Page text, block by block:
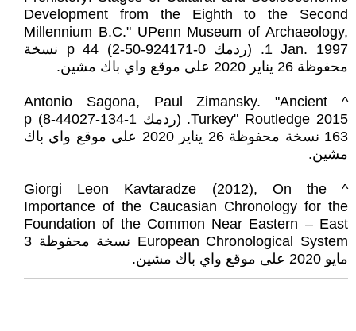
Development from the Eighth to the Second
Millennium B.C." UPenn Museum of Archaeology,
1 Jan. 1997. (ردمك 0-924171-50-2) p 44 نسخة
محفوظة 26 يناير 2020 على موقع واي باك مشين.
^ Antonio Sagona, Paul Zimansky. "Ancient
Turkey" Routledge 2015. (ردمك 1-134-44027-8) p
163 نسخة محفوظة 26 يناير 2020 على موقع واي باك
مشين.
^ Giorgi Leon Kavtaradze (2012), On the
Importance of the Caucasian Chronology for the
Foundation of the Common Near Eastern – East
European Chronological System نسخة محفوظة 3
مايو 2020 على موقع واي باك مشين.